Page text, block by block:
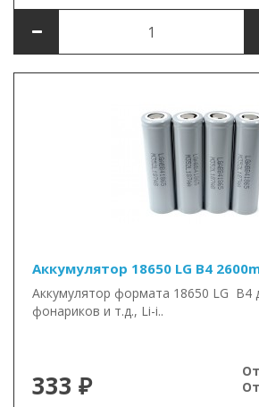
Аккумулятор 18650 LG B4
Аккумулятор формата 18650 LG B4
фонариков и т.д., Li-i..
333 ₽